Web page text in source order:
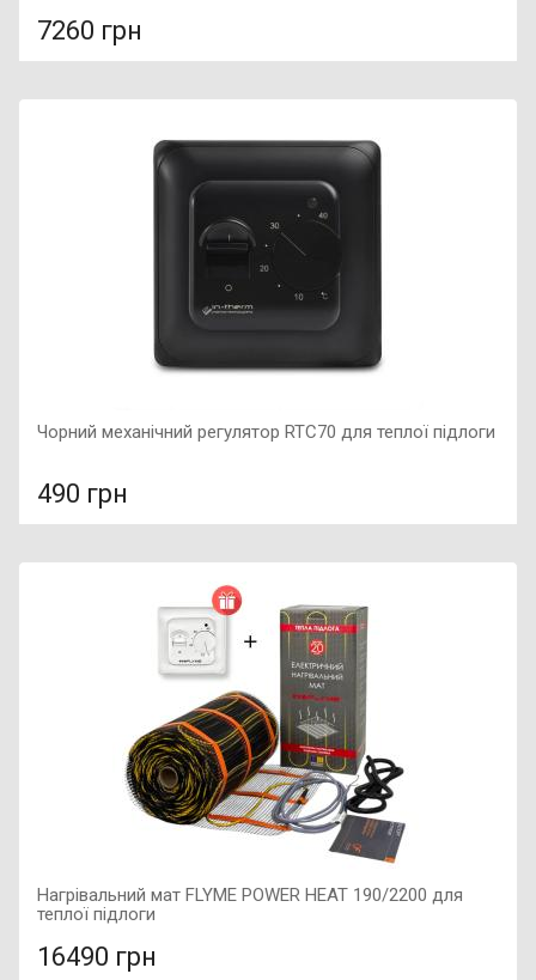
7260 грн
Розмір: 450х900х50,
Чорний механічний регулятор RTC70 для теплої підлоги
490 грн
Нагрівальний мат FLYME POWER HEAT 190/2200 для
теплої підлоги
16490 грн